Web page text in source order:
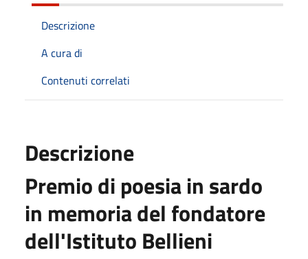
Descrizione
A cura di
Contenuti correlati
Descrizione
Premio di poesia in sardo
in memoria del fondatore
dell'Istituto Bellieni